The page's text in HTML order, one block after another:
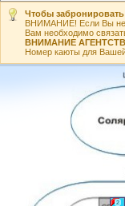
Чтобы
ВНИМАНИЕ! Если Вы не
Вам необходимо
ВНИМАНИЕ
Номер каюты для
2